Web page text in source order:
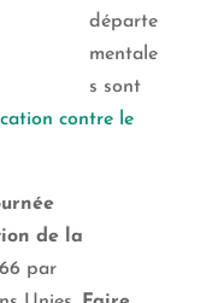
départe
mentale
s sont
contre le
de la
par